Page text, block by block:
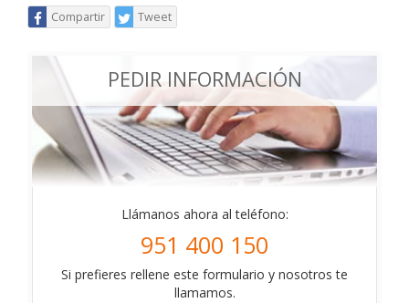
Compartir Tweet
PEDIR INFORMACIÓN
Llámanos ahora al teléfono:
951 400 150
Si prefieres rellene este formulario y nosotros te
llamamos.